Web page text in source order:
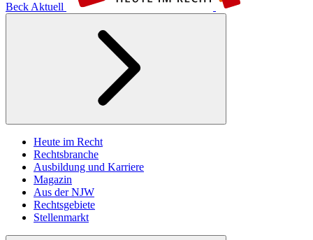
Beck Aktuell
Heute im Recht
Rechtsbranche
Ausbildung und Karriere
Magazin
Aus der NJW
Rechtsgebiete
Stellenmarkt